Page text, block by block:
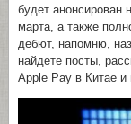
будет
марта, а также
дебют, напомню,
найдете посты,
Apple Pay в Китае и